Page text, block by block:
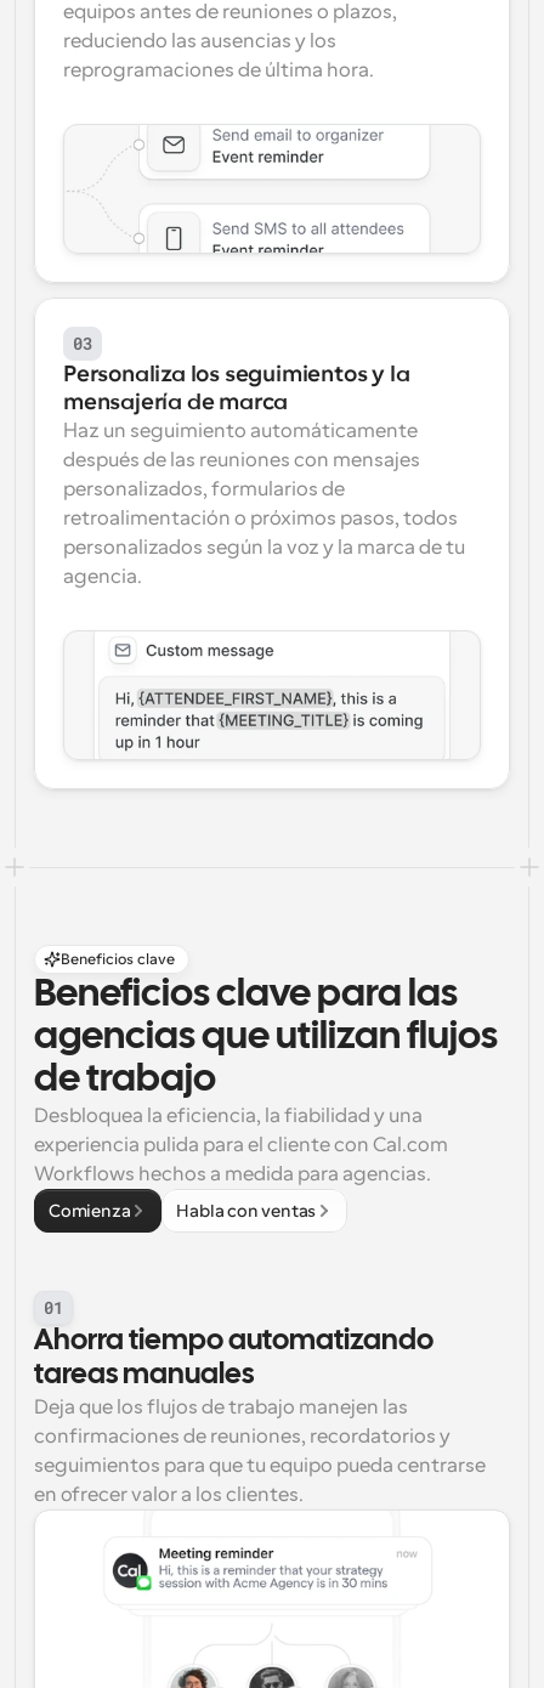
equipos antes de reuniones o plazos,
reduciendo las ausencias y los
reprogramaciones de última hora.
03
Personaliza los seguimientos y la
mensajería de marca
Haz un seguimiento automáticamente
después de las reuniones con mensajes
personalizados, formularios de
retroalimentación o próximos pasos, todos
personalizados según la voz y la marca de tu
agencia.
Beneficios clave
Beneficios clave para las
agencias que utilizan flujos
de trabajo
Desbloquea la eficiencia, la fiabilidad y una
experiencia pulida para el cliente con Cal.com
Workflows hechos a medida para agencias.
Comienza Habla con ventas
01
Ahorra tiempo automatizando
tareas manuales
Deja que los flujos de trabajo manejen las
confirmaciones de reuniones, recordatorios y
seguimientos para que tu equipo pueda centrarse
en ofrecer valor a los clientes.